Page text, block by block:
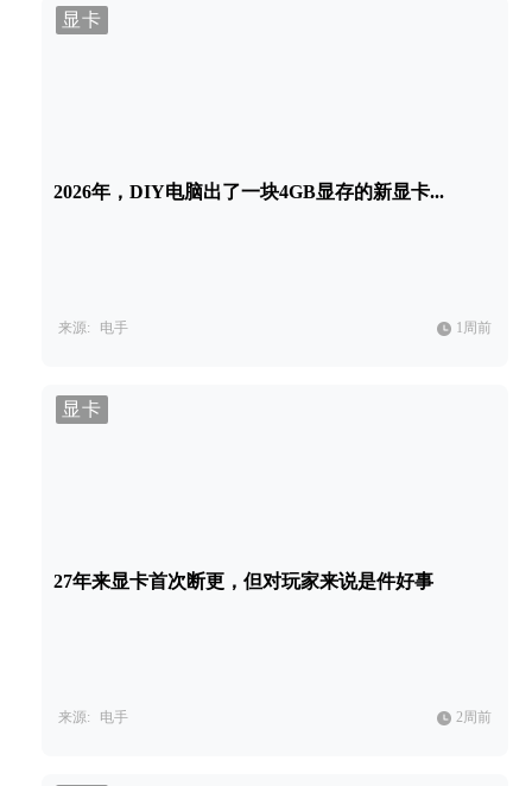
显卡
2026年，DIY电脑出了一块4GB显存的新显卡...
来源: 电手 1周前
显卡
27年来显卡首次断更，但对玩家来说是件好事
来源: 电手 2周前